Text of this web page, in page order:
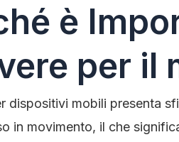
è
per il
dispositivi mobili presenta
in movimento, il che